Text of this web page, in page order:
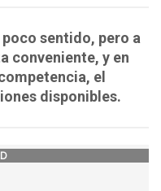
sentido, pero a
conveniente, y en
el
disponibles.